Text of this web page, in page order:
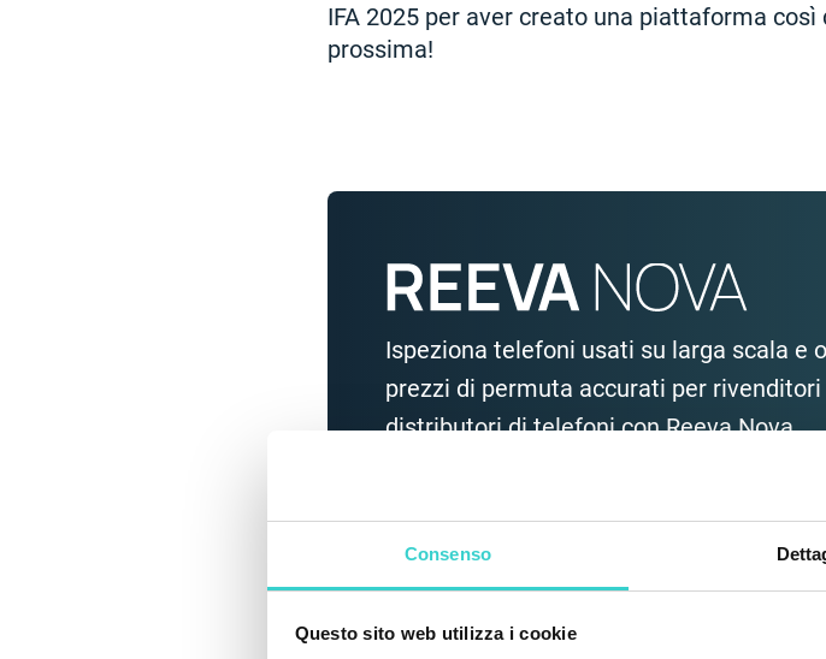
Consenso
Questo sito web utilizza i cookie
IFA 2025 per aver creato una piattaforma
prossima!
Ispeziona telefoni usati su larga scala e
prezzi di permuta accurati per rivenditori
distributori di telefoni con Reeva Nova